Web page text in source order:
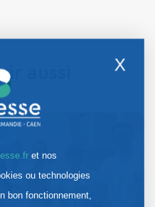
aussi X
et nos
ou technologies
bon fonctionnement,